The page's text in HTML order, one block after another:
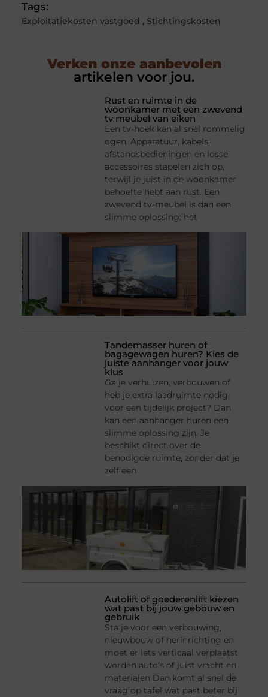
Tags:
Exploitatiekosten vastgoed , Stichtingskosten
Verken onze aanbevolen
artikelen voor jou.
Rust en ruimte in de
woonkamer met een zwevend
tv meubel van eiken
Een tv-hoek kan al snel rommelig
ogen. Apparatuur, kabels,
afstandsbedieningen en losse
accessoires stapelen zich op,
terwijl je juist in de woonkamer
behoefte hebt aan rust. Een
zwevend tv-meubel is dan een
slimme oplossing: het
Tandemasser huren of
bagagewagen huren? Kies de
juiste aanhanger voor jouw
klus
Ga je verhuizen, verbouwen of
heb je extra laadruimte nodig
voor een tijdelijk project? Dan
kan een aanhanger huren een
slimme oplossing zijn. Je
beschikt direct over de
benodigde ruimte, zonder dat je
zelf een
Autolift of goederenlift kiezen
wat past bij jouw gebouw en
gebruik
Sta je voor een verbouwing,
nieuwbouw of herinrichting en
moet er iets verticaal verplaatst
worden auto’s of juist vracht en
materialen Dan komt al snel de
vraag op tafel wat past beter bij